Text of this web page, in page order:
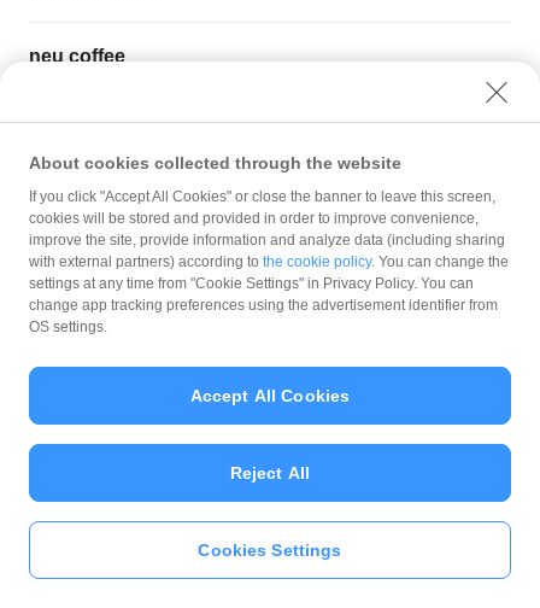
neu coffee
ミント
藤枝市田沼2-22-20田沼スカイハイツ102
發巳
藤枝店
藤枝市田沼4-5-1
高柳店
マツウラコーヒー
PayPayアプリをダウンロ
ード＞＞
About cookies collected through the website
If you click "Accept All Cookies" or close the banner to leave this screen,
cookies will be stored and provided in order to improve convenience,
improve the site, provide information and analyze data (including sharing
with external partners) according to the cookie policy. You can change the
settings at any time from "Cookie Settings" in Privacy Policy. You can
change app tracking preferences using the advertisement identifier from
OS settings.
Cookies Settings
Reject All
Accept All Cookies